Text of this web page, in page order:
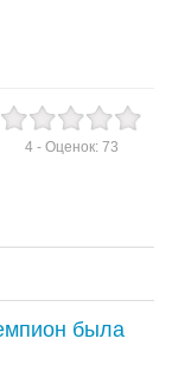
4- Оценок: 73
была